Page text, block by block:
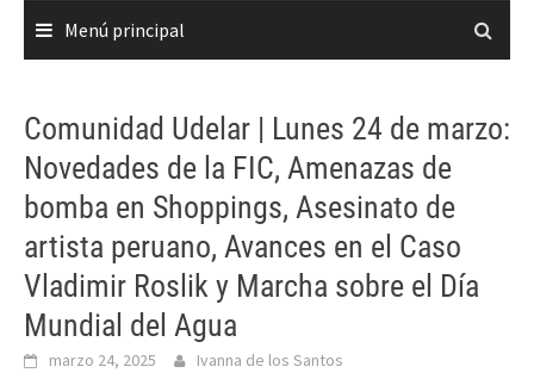
Menú principal
Comunidad Udelar | Lunes 24 de marzo:
Novedades de la FIC, Amenazas de
bomba en Shoppings, Asesinato de
artista peruano, Avances en el Caso
Vladimir Roslik y Marcha sobre el Día
Mundial del Agua
marzo 24, 2025 Ivanna de los Santos